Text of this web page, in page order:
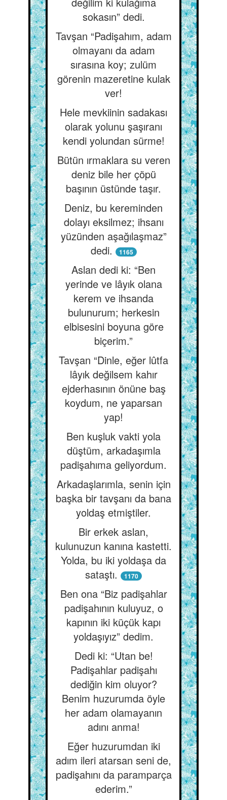
sokasın” dedi.
Tavşan “Padişahım, adam
olmayanı da adam
sırasına koy; zulüm
görenin mazeretine kulak
ver!
Hele mevkiinin sadakası
olarak yolunu şaşıranı
kendi yolundan sürme!
Bütün ırmaklara su veren
deniz bile her çöpü
başının üstünde taşır.
Deniz, bu kereminden
dolayı eksilmez; ihsanı
yüzünden aşağılaşmaz”
dedi.
1165
Aslan dedi ki: “Ben
yerinde ve lâyık olana
kerem ve ihsanda
bulunurum; herkesin
elbisesini boyuna göre
biçerim.”
Tavşan “Dinle, eğer lûtfa
lâyık değilsem kahır
ejderhasının önüne baş
koydum, ne yaparsan
yap!
Ben kuşluk vakti yola
düştüm, arkadaşımla
padişahıma geliyordum.
Arkadaşlarımla, senin için
başka bir tavşanı da bana
yoldaş etmiştiler.
Bir erkek aslan,
kulunuzun kanına kastetti.
Yolda, bu iki yoldaşa da
sataştı.
1170
Ben ona “Biz padişahlar
padişahının kuluyuz, o
kapının iki küçük kapı
yoldaşıyız” dedim.
Dedi ki: “Utan be!
Padişahlar padişahı
dediğin kim oluyor?
Benim huzurumda öyle
her adam olamayanın
adını anma!
Eğer huzurumdan iki
adım ileri atarsan seni de,
padişahını da paramparça
ederim.”